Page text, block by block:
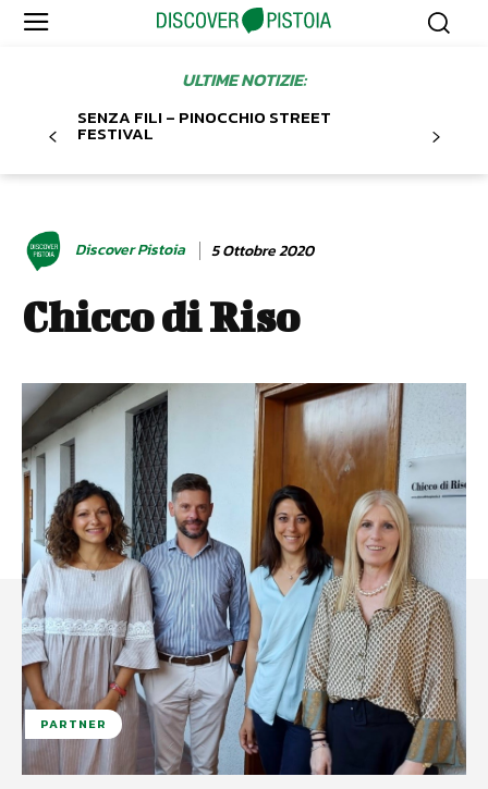
ULTIME NOTIZIE:
SENZA FILI – PINOCCHIO STREET
FESTIVAL
Discover Pistoia 5 Ottobre 2020
Chicco di Riso
PARTNER